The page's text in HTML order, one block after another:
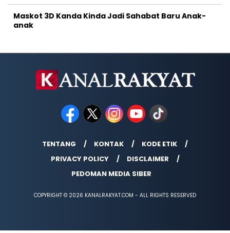
Maskot 3D Kanda Kinda Jadi Sahabat Baru Anak-
anak
TENTANG KONTAK
KODE ETIK
PRIVACY POLICY
DISCLAIMER
PEDOMAN MEDIA SIBER
COPYRIGHT © 2026 KANALRAKYAT.COM - ALL RIGHTS RESERVED